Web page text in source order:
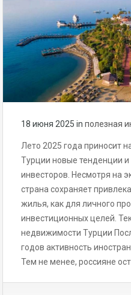
18 июня 2025 in полезная
Лето 2025 года приносит
Турции новые тенденции
инвесторов. Несмотря на
страна сохраняет
жилья, как для личного
инвестиционных целей.
недвижимости Турции
годов активность
Тем не менее, россияне